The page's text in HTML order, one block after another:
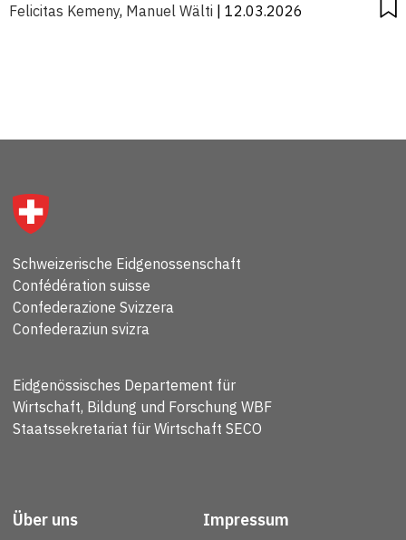
Felicitas Kemeny, Manuel Wälti | 12.03.2026
Schweizerische Eidgenossenschaft
Confédération suisse
Confederazione Svizzera
Confederaziun svizra
Eidgenössisches Departement für
Wirtschaft, Bildung und Forschung WBF
Staatssekretariat für Wirtschaft SECO
Über uns Impressum